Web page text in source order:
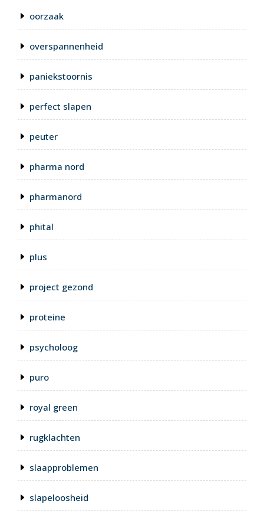
oorzaak
overspannenheid
paniekstoornis
perfect slapen
peuter
pharma nord
pharmanord
phital
plus
project gezond
proteine
psycholoog
puro
royal green
rugklachten
slaapproblemen
slapeloosheid